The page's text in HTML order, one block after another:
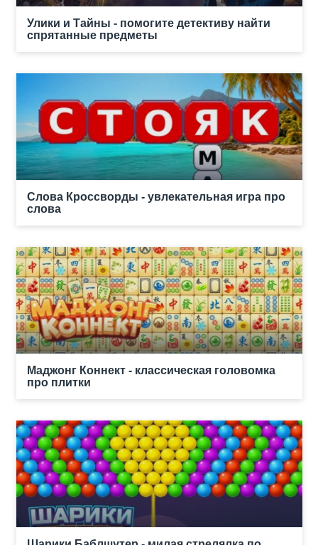
Улики и Тайны - помогите детективу найти
спрятанные предметы
Слова Кроссворды - увлекательная игра про
слова
Маджонг Коннект - классическая головомка
про плитки